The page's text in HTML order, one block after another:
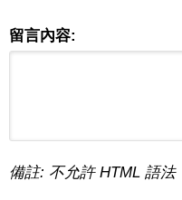
留言內容:
備註: 不允許 HTML 語法